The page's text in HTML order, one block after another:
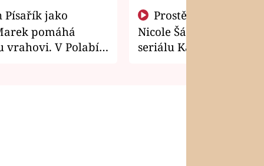
pomáhá
vrahovi. V Polabí
Nicole Šáchová získala
seriálu Kamarádi